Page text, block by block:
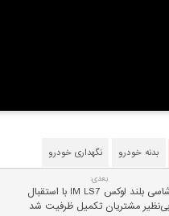
بدنه خودرو نگهداری خودرو
بعدی:
شاسی بلند لوکس IM LS7 با استقبال
بی‌نظیر مشتریان تکمیل ظرفیت شد